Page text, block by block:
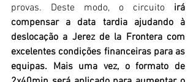
provas. Deste modo, o circuito irá
compensar a data tardia ajudando à
deslocação a Jerez de la Frontera com
excelentes condições financeiras para as
equipas. Mais uma vez, o formato de